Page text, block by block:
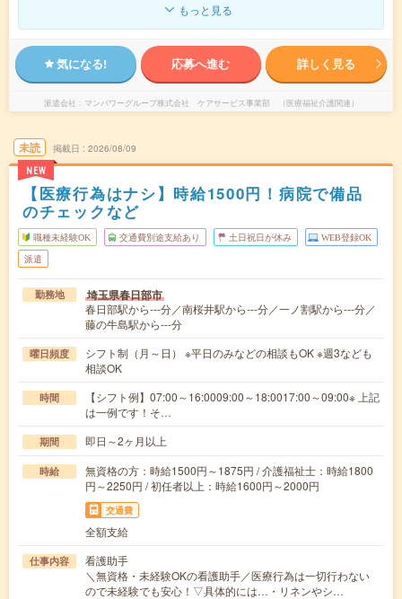
もっと見る
気になる! 応募へ進む 詳しく見る
派遣会社 マンパワーグループ株式会社 ケアサービス事業部 （医療福祉介護関連）
未読
NEW
掲載日 2026/08/09
【医療行為はナシ】時給1500円！病院で備品
のチェックなど
職種未経験OK 交通費別途支給あり 土日祝日が休み WEB登録OK
派遣
勤務地 埼玉県春日部市
春日部駅から---分／南桜井駅から---分／一ノ割駅から---分／
藤の牛島駅から---分
曜日頻度
シフト制（月～日） ※平日のみなどの相談もOK ※週3なども
相談OK
時間
【シフト例】07:00～16:0009:00～18:0017:00～09:00※ 上記
は一例です！そ…
期間 即日～2ヶ月以上
時給
無資格の方：時給1500円～1875円 / 介護福祉士：時給1800
円～2250円 / 初任者以上：時給1600円～2000円
交通費
全額支給
仕事内容
看護助手
＼無資格・未経験OKの看護助手／医療行為は一切行わない
ので未経験でも安心！▽具体的には…・リネンやシ…